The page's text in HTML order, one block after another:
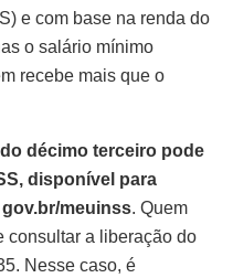
e com base na renda do
o salário mínimo
recebe mais que o
décimo terceiro pode
disponível para
gov.br/meuinss. Quem
consultar a liberação do
Nesse caso, é